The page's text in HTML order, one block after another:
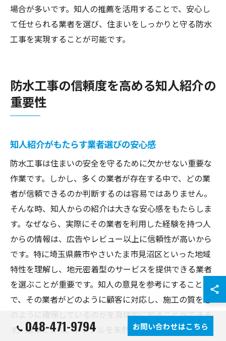
場合が多いです。知人の推薦を活用することで、安心し
て任せられる業者を選び、住まいをしっかりと守る防水
工事を実現することが可能です。
防水工事の信頼度を高める知人紹介の
重要性
知人紹介がもたらす業者選びの安心感
防水工事は住まいの安全を守るために欠かせない重要な
作業です。しかし、多くの業者が存在する中で、どの業
者が信頼できるのか判断するのは容易ではありません。
そんな時、知人からの紹介は大きな安心感をもたらしま
す。なぜなら、実際にその業者を利用した経験を持つ人
からの情報は、広告やレビュー以上に信頼性が高いから
です。特に埼玉県蕨市やさいたま市見沼区といった地域
特性を理解し、地元密着型のサービスを提供できる業者
を選ぶことが重要です。知人の意見を参考にすること
で、その業者がどのように顧客に対応し、施工の質をど
のように確保しているのかを具体的に知ることができま
す。結果として、トラブルを未然に防ぎ、安心して防水
048-471-9794 お問い合わせはこちら